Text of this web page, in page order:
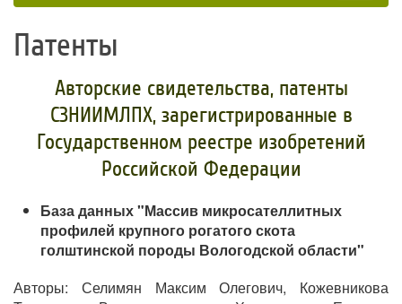
Патенты
Авторские свидетельства, патенты
СЗНИИМЛПХ, зарегистрированные в
Государственном реестре изобретений
Российской Федерации
База данных "Массив микросателлитных
профилей крупного рогатого скота
голштинской породы Вологодской области"
Авторы: Селимян Максим Олегович, Кожевникова